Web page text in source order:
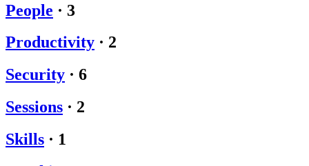
People · 3
Productivity · 2
Security · 6
Sessions · 2
Skills · 1